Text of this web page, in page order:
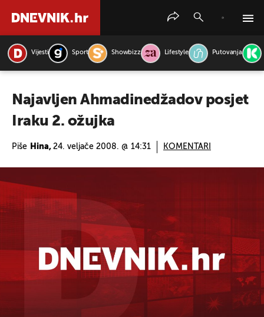
Vijesti Sport Showbizz Lifestyle Putovanja
Najavljen Ahmadinedžadov posjet
Iraku 2. ožujka
Piše Hina, 24. veljače 2008. @ 14:31 KOMENTARI
PRETRAŽITE VIJESTI